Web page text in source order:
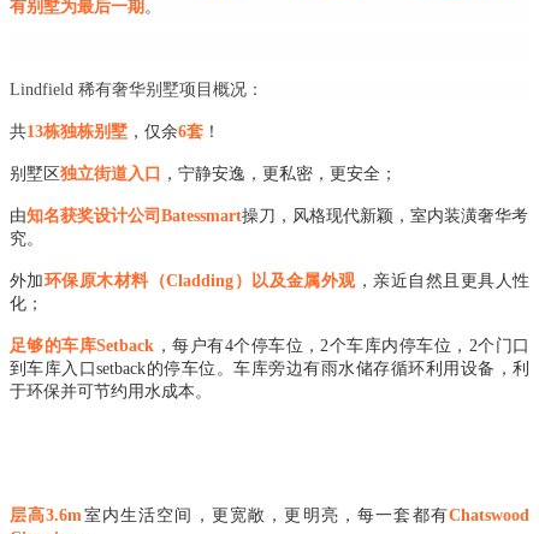
有别墅为最后一期 。
Lindfield 稀有奢华别墅项目概况：
共13栋独栋别墅 ，仅余6套 ！
别墅区独立街道入口 ，宁静安逸，更私密，更安全；
由知名获奖设计公司Batessmart操刀，风格现代新颖，室内装潢奢华考
究。
外加环保原木材料（Cladding）以及金属外观，亲近自然且更具人性
化；
足够的车库Setback ，每户有4个停车位，2个车库内停车位，2个门口
到车库入口setback的停车位。车库旁边有雨水储存循环利用设备，利
于环保并可节约用水成本。
层高3.6m室内生活空间，更宽敞，更明亮，每一套都有Chatswood